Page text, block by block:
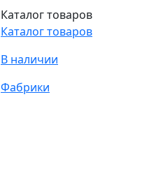
Каталог товаров
Каталог товаров
В наличии
Фабрики